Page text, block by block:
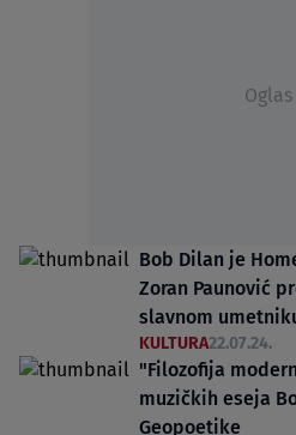
Oglas
Bob Dilan je
Zoran Paunović
slavnom
KULTURA22.07.24.
"Filozofija
muzičkih eseja
Geopoetike